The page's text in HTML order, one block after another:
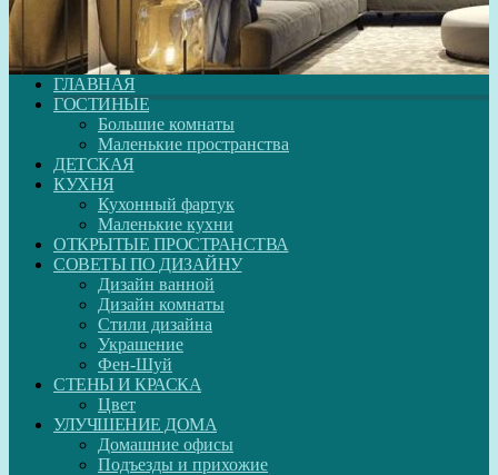
ГЛАВНАЯ
ГОСТИНЫЕ
Большие комнаты
Маленькие пространства
ДЕТСКАЯ
КУХНЯ
Кухонный фартук
Маленькие кухни
ОТКРЫТЫЕ ПРОСТРАНСТВА
СОВЕТЫ ПО ДИЗАЙНУ
Дизайн ванной
Дизайн комнаты
Стили дизайна
Украшение
Фен-Шуй
СТЕНЫ И КРАСКА
Цвет
УЛУЧШЕНИЕ ДОМА
Домашние офисы
Подъезды и прихожие